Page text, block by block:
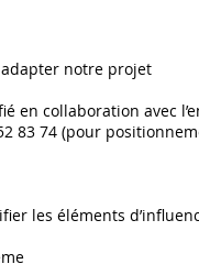
notre projet
en collaboration avec
83 74 (pour
les éléments